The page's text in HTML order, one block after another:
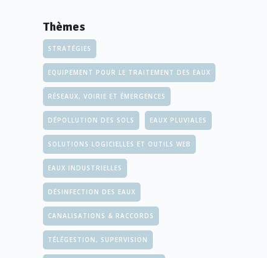
Thèmes
STRATÉGIES
EQUIPEMENT POUR LE TRAITEMENT DES EAUX
RÉSEAUX, VOIRIE ET ÉMERGENCES
DÉPOLLUTION DES SOLS EAUX PLUVIALES
SOLUTIONS LOGICIELLES ET OUTILS WEB
EAUX INDUSTRIELLES
DÉSINFECTION DES EAUX
CANALISATIONS & RACCORDS
TÉLÉGESTION, SUPERVISION